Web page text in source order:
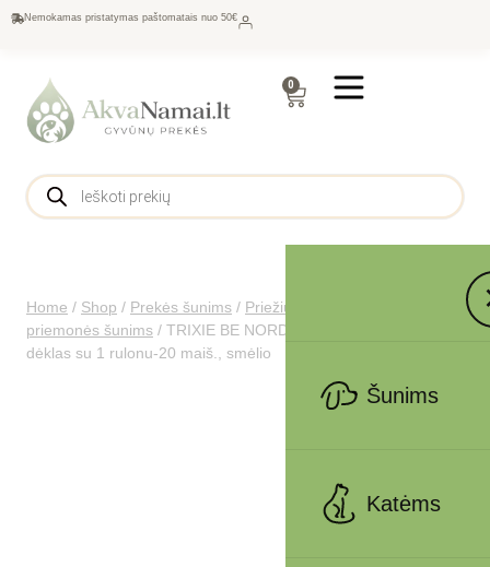
Nemokamas pristatymas paštomatais nuo 50€
0
Šunims
Katėms
Home / Shop / Prekės šunims / Priežiūra šunims
priemonės šunims / TRIXIE BE NORDIC Išmatų maišelių
dėklas su 1 rulonu-20 maiš., smėlio